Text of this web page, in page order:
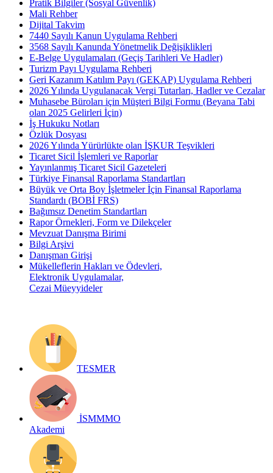
Pratik Bilgiler (Sosyal Güvenlik)
Mali Rehber
Dijital Takvim
7440 Sayılı Kanun Uygulama Rehberi
3568 Sayılı Kanunda Yönetmelik Değişiklikleri
E-Belge Uygulamaları (Geçiş Tarihleri Ve Hadler)
Turizm Payı Uygulama Rehberi
Geri Kazanım Katılım Payı (GEKAP) Uygulama Rehberi
2026 Yılında Uygulanacak Vergi Tutarları, Hadler ve Cezalar
Muhasebe Büroları için Müşteri Bilgi Formu (Beyana Tabi
olan 2025 Gelirleri İçin)
İş Hukuku Notları
Özlük Dosyası
2026 Yılında Yürürlükte olan İŞKUR Teşvikleri
Ticaret Sicil İşlemleri ve Raporlar
Yayınlanmış Ticaret Sicil Gazeteleri
Türkiye Finansal Raporlama Standartları
Büyük ve Orta Boy İşletmeler İçin Finansal Raporlama
Standardı (BOBİ FRS)
Bağımsız Denetim Standartları
Rapor Örnekleri, Form ve Dilekçeler
Mevzuat Danışma Birimi
Bilgi Arşivi
Danışman Girişi
Mükelleflerin Hakları ve Ödevleri,
Elektronik Uygulamalar,
Cezai Müeyyideler
TESMER
İSMMMO
Akademi